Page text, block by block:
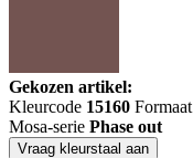
Gekozen artikel:
Kleurcode 15160 Formaat
Mosa-serie Phase out
Vraag kleurstaal aan